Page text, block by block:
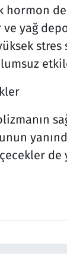
hormon
yağ
de